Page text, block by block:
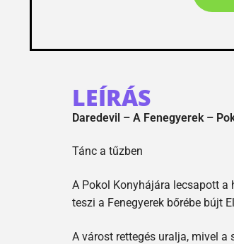
LEÍRÁS
Daredevil – A Fenegyerek –
Tánc a tűzben
A Pokol Konyhájára lecsapott
teszi a Fenegyerek bőrébe bújt
A várost rettegés uralja, mivel